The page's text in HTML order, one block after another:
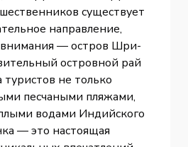
существует
направление,
— остров Шри-
островной рай
не только
песчаными пляжами,
водами Индийского
— это настоящая